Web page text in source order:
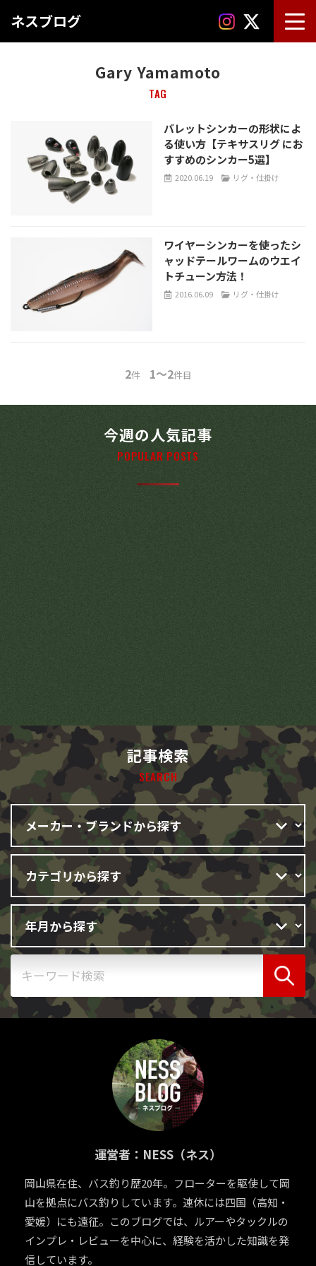
ネスブログ
Gary Yamamoto
TAG
バレットシンカーの形状によ
る使い方【テキサスリグ にお
すすめのシンカー5選】
2020.06.19 リグ・仕掛け
ワイヤーシンカーを使ったシ
ャッドテールワームのウエイ
トチューン方法！
2016.06.09 リグ・仕掛け
2件 1～2件目
今週の人気記事
POPULAR POSTS
記事検索
SEARCH
運営者：NESS（ネス）
岡山県在住、バス釣り歴20年。フローターを駆使して岡
山を拠点にバス釣りしています。連休には四国（高知・
愛媛）にも遠征。このブログでは、ルアーやタックルの
インプレ・レビューを中心に、経験を活かした知識を発
信しています。